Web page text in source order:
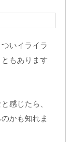
いイライラ
もあります
感じたら、
かも知れま